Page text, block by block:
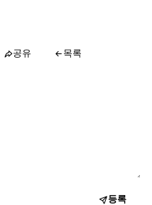
공유 목록
등록